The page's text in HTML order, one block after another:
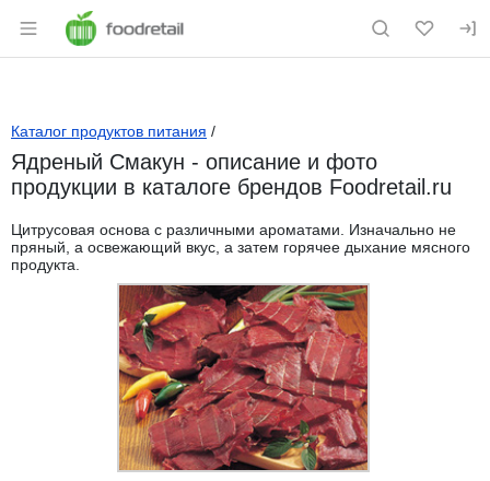
Раздел навигации по сайту
Каталог продуктов питания /
Ядреный Смакун - описание и фото
продукции в каталоге брендов Foodretail.ru
Цитрусовая основа с различными ароматами. Изначально не
пряный, а освежающий вкус, а затем горячее дыхание мясного
продукта.